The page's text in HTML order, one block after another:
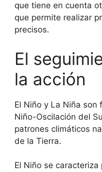
que tiene en cuenta
que permite realizar
precisos.
El
la acción
El Niño y La Niña son
Niño-Oscilación del
patrones climáticos
de la Tierra.
El Niño se